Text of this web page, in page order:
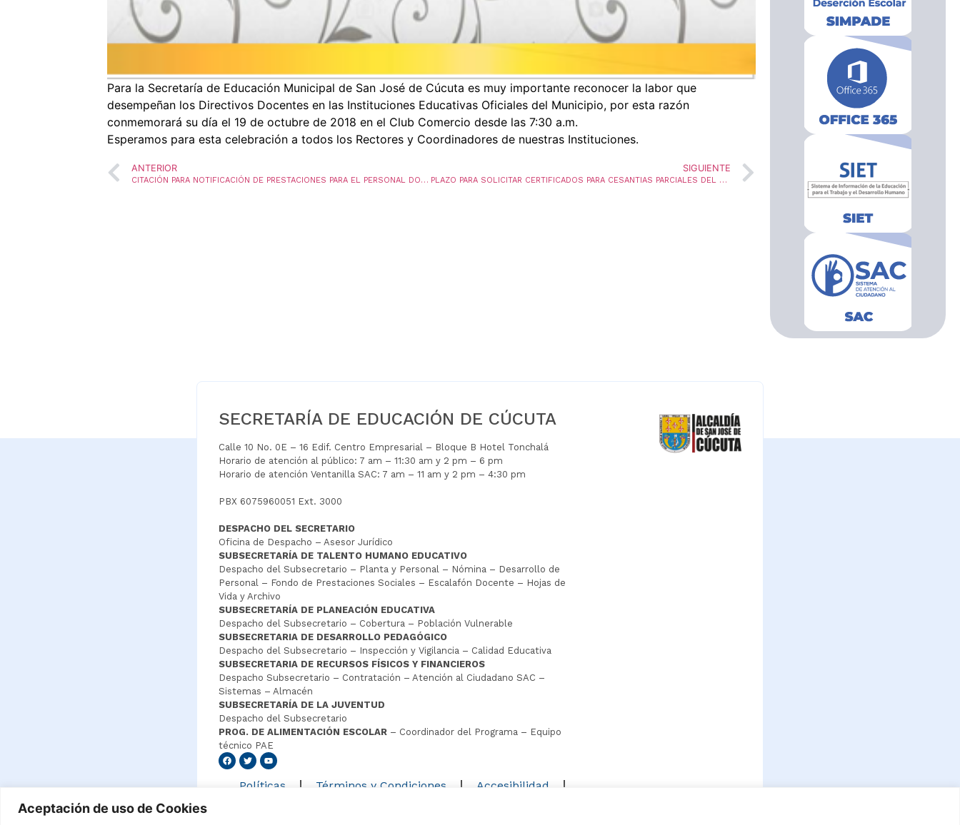
Aceptación de uso de Cookies
Para la Secretaría de Educación Municipal de San José de Cúcuta es muy importante reconocer la labor que
desempeñan los Directivos Docentes en las Instituciones Educativas Oficiales del Municipio, por esta razón
conmemorará su día el 19 de octubre de 2018 en el Club Comercio desde las 7:30 a.m.
Esperamos para esta celebración a todos los Rectores y Coordinadores de nuestras Instituciones.
ANTERIOR
CITACIÓN PARA NOTIFICACIÓN DE PRESTACIONES PARA EL PERSONAL DOCENTE
SIGUIENTE
PLAZO PARA SOLICITAR CERTIFICADOS PARA CESANTIAS PARCIALES DEL F.N.P.S.M
SECRETARÍA DE EDUCACIÓN DE CÚCUTA
Calle 10 No. 0E – 16 Edif. Centro Empresarial – Bloque B Hotel Tonchalá
Horario de atención al público: 7 am – 11:30 am y 2 pm – 6 pm
Horario de atención Ventanilla SAC: 7 am – 11 am y 2 pm – 4:30 pm
PBX 6075960051 Ext. 3000
DESPACHO DEL SECRETARIO
Oficina de Despacho – Asesor Jurídico
SUBSECRETARÍA DE TALENTO HUMANO EDUCATIVO
Despacho del Subsecretario – Planta y Personal – Nómina – Desarrollo de
Personal – Fondo de Prestaciones Sociales – Escalafón Docente – Hojas de
Vida y Archivo
SUBSECRETARÍA DE PLANEACIÓN EDUCATIVA
Despacho del Subsecretario – Cobertura – Población Vulnerable
SUBSECRETARIA DE DESARROLLO PEDAGÓGICO
Despacho del Subsecretario – Inspección y Vigilancia – Calidad Educativa
SUBSECRETARIA DE RECURSOS FÍSICOS Y FINANCIEROS
Despacho Subsecretario – Contratación – Atención al Ciudadano SAC –
Sistemas – Almacén
SUBSECRETARÍA DE LA JUVENTUD
Despacho del Subsecretario
PROG. DE ALIMENTACIÓN ESCOLAR– Coordinador del Programa – Equipo
técnico PAE
Políticas Términos y Condiciones Accesibilidad